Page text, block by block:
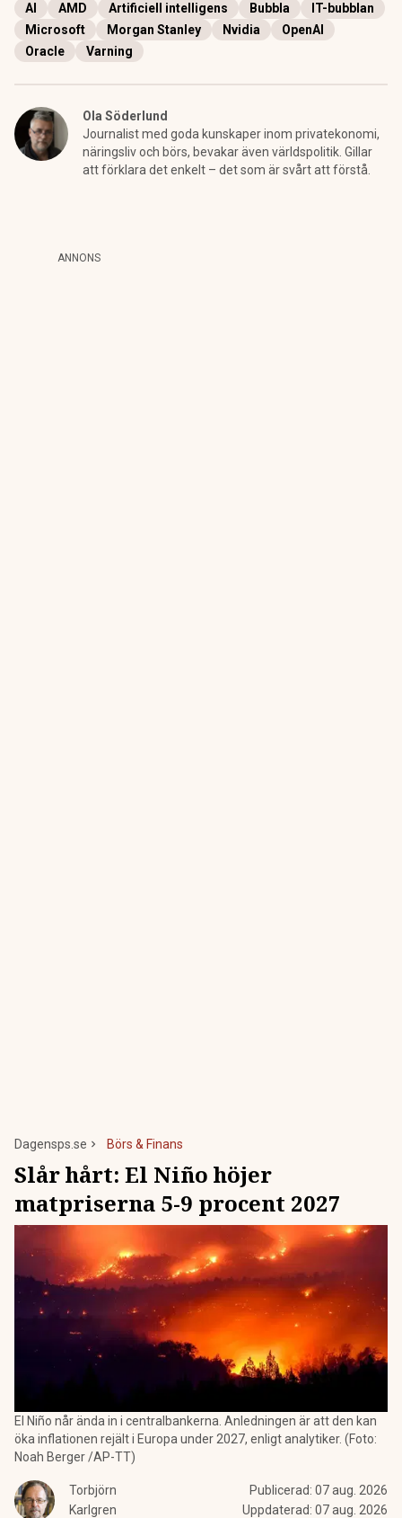
AI AMD Artificiell intelligens Bubbla
IT-bubblan
Microsoft
Morgan Stanley Nvidia
OpenAI
Oracle
Varning
Ola Söderlund
Journalist med goda kunskaper inom privatekonomi,
näringsliv och börs, bevakar även världspolitik. Gillar
att förklara det enkelt – det som är svårt att förstå.
ANNONS
Dagensps.se Börs & Finans
Slår hårt: El Niño höjer
matpriserna 5-9 procent 2027
El Niño når ända in i centralbankerna. Anledningen är att den kan
öka inflationen rejält i Europa under 2027, enligt analytiker. (Foto:
Noah Berger /AP-TT)
Torbjörn
Karlgren
Publicerad: 07 aug. 2026
Uppdaterad: 07 aug. 2026